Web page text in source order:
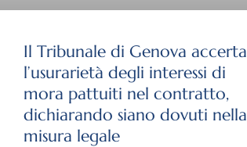
Il Tribunale di Genova accerta
l’usurarietà degli interessi di
mora pattuiti nel contratto,
dichiarando siano dovuti nella
misura legale